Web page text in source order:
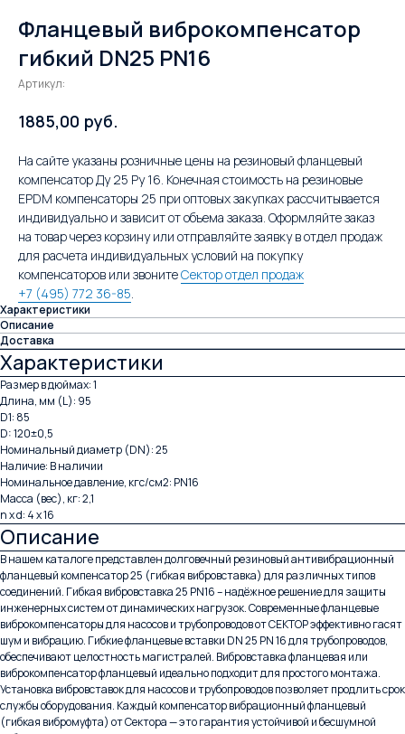
Фланцевый виброкомпенсатор
гибкий DN25 PN16
Артикул:
1885,00 руб.
На сайте указаны розничные цены на резиновый фланцевый
компенсатор Ду 25 Ру 16. Конечная стоимость на резиновые
EPDM компенсаторы 25 при оптовых закупках рассчитывается
индивидуально и зависит от объема заказа. Оформляйте заказ
на товар через корзину или отправляйте заявку в отдел продаж
для расчета индивидуальных условий на покупку
компенсаторов или звонитеСектор отдел продаж
+7 (495) 772 36-85
Характеристики
Описание
Доставка
Характеристики
Размер в дюймах: 1
Длина, мм (L): 95
D1: 85
D: 120±0,5
Номинальный диаметр (DN): 25
Наличие: В наличии
Номинальное давление, кгс/см2: PN16
Масса (вес), кг: 2,1
n x d: 4 x 16
Описание
В нашем каталоге представлен долговечный резиновый антивибрационный
фланцевый компенсатор 25 (гибкая вибровставка) для различных типов
соединений. Гибкая вибровставка 25 PN16 – надёжное решение для защиты
инженерных систем от динамических нагрузок. Современные фланцевые
виброкомпенсаторы для насосов и трубопроводов от СЕКТОР эффективно гасят
шум и вибрацию. Гибкие фланцевые вставки DN 25 PN 16 для трубопроводов,
обеспечивают целостность магистралей. Вибровставка фланцевая или
виброкомпенсатор фланцевый идеально подходит для простого монтажа.
Установка вибровставок для насосов и трубопроводов позволяет продлить срок
службы оборудования. Каждый компенсатор вибрационный фланцевый
(гибкая вибромуфта) от Сектора — это гарантия устойчивой и бесшумной